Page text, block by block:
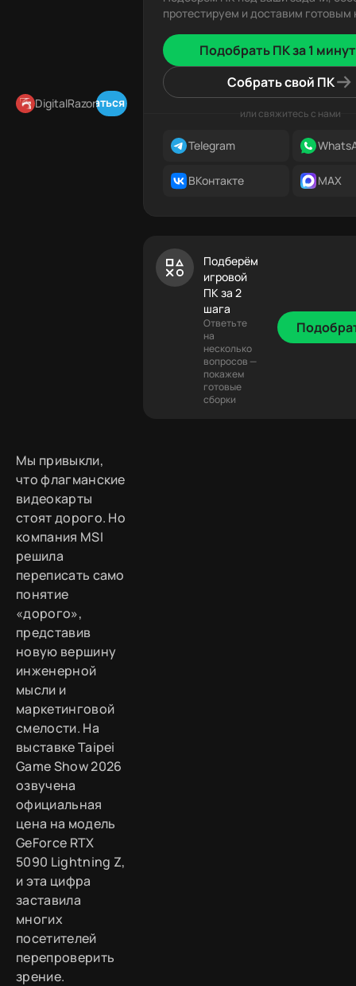
DigitalRazor
Подписаться в Telegram
протестируем и доставим готовым
Подобрать ПК за 1
Собрать свой ПК
или свяжитесь с нами
Telegram
ВКонтакте MAX
Подберём
игровой
ПК за 2
шага
Ответьте
на
несколько
вопросов —
покажем
готовые
сборки
Мы привыкли,
что флагманские
видеокарты
стоят дорого. Но
компания MSI
решила
переписать само
понятие
«дорого»,
представив
новую вершину
инженерной
мысли и
маркетинговой
смелости. На
выставке Taipei
Game Show 2026
озвучена
официальная
цена на модель
GeForce RTX
5090 Lightning Z,
и эта цифра
заставила
многих
посетителей
перепроверить
зрение.